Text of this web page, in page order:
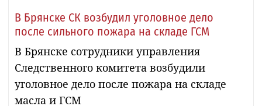
В Брянске СК возбудил уголовное дело
после сильного пожара на складе ГСМ
В Брянске сотрудники управления
Следственного комитета возбудили
уголовное дело после пожара на складе
масла и ГСМ